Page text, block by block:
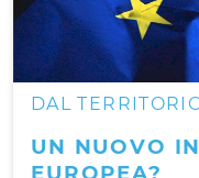
DAL
UN NUOVO
EUROPEA?